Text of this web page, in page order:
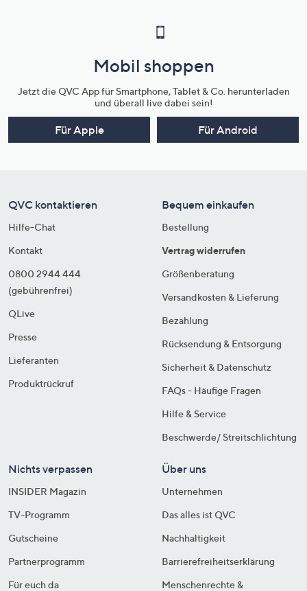
Mobil shoppen
Jetzt die QVC App für Smartphone, Tablet & Co. herunterladen
und überall live dabei sein!
Für Apple Für Android
QVC kontaktieren
Hilfe-Chat
Kontakt
0800 2944 444
(gebührenfrei)
QLive
Presse
Lieferanten
Produktrückruf
Bequem einkaufen
Bestellung
Vertrag widerrufen
Größenberatung
Versandkosten & Lieferung
Bezahlung
Rücksendung & Entsorgung
Sicherheit & Datenschutz
FAQs - Häufige Fragen
Hilfe & Service
Beschwerde/ Streitschlichtung
Nichts verpassen
INSIDER Magazin
TV-Programm
Gutscheine
Partnerprogramm
Für euch da
Über uns
Unternehmen
Das alles ist QVC
Nachhaltigkeit
Barrierefreiheitserklärung
Menschenrechte &